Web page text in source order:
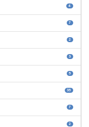
4
7
2
3
5
35
7
2